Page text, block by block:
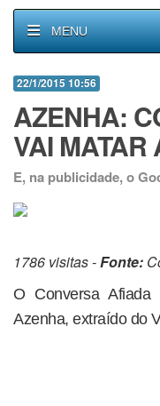
MENU
22/1/2015 10:56
AZENHA:
VAI MATAR
E, na publicidade, o
1786 visitas -Fonte:
O Conversa
Azenha, extraído do